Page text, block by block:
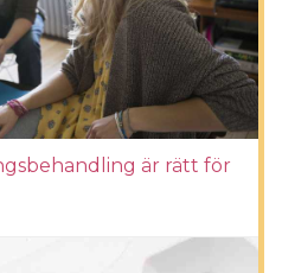
är rätt för